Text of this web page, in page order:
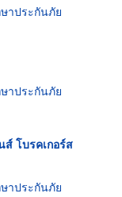
าประกันภัย
าประกันภัย
โบรคเกอร์ส
าประกันภัย